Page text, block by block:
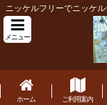
ニッケルフリーでニッケ
メニュー
ホーム ご利用案内